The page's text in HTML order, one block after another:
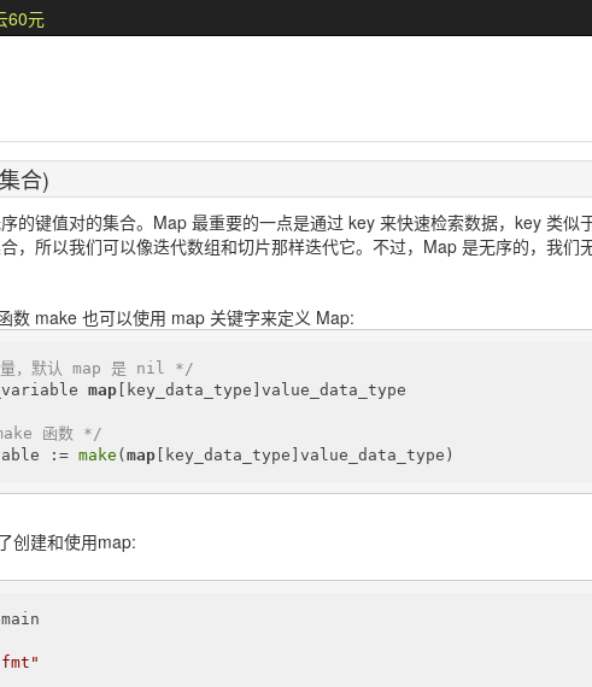
60元
合)
的键值对的集合。Map 最重要的一点是通过 key 来快速检索数据，key 类似
，所以我们可以像迭代数组和切片那样迭代它。不过，Map 是无序的，我
数 make 也可以使用 map 关键字来定义 Map:
，默认 map 是 nil */
map[key_data_type]value_data_type
函数 */
:= make (map[key_data_type]value_data_type)
创建和使用map: